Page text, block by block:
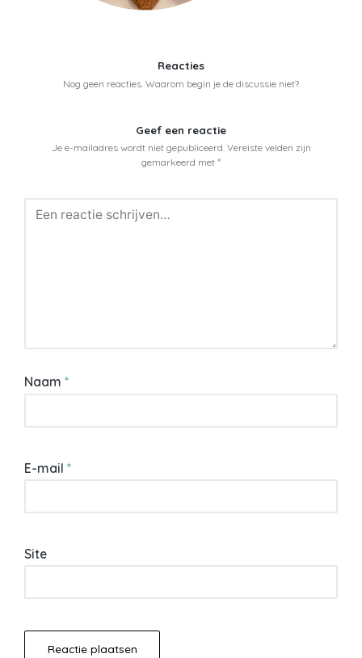
Reacties
Nog geen reacties. Waarom begin je de discussie niet?
Geef een reactie
Je e-mailadres wordt niet gepubliceerd. Vereiste velden zijn
gemarkeerd met *
Naam *
E-mail *
Site